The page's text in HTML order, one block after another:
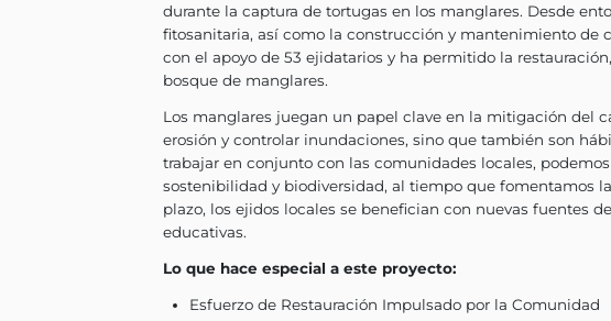
El Ejido Úrsulo Galván está ubicado en
proyecto Úrsulo Galván es conservar y
más de 50 años, el ecosistema de
durante la captura de tortugas en los
fitosanitaria, así como la construcción
con el apoyo de 53 ejidatarios y ha